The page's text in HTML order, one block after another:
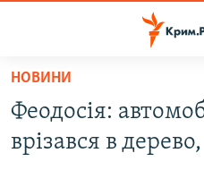
Перейти
основного
матеріалу
Перейти
ВОДА.КРИМ
ВІДЕО ТА ФОТО
НОВИНИ
Феодосія:
врізався в